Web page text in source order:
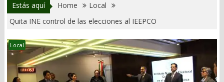
Estás aquí Home
Local
Quita INE control de las elecciones al IEEPCO
Local